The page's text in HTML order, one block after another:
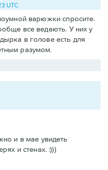
UTC
варюжки спросите.
все ведають. У них у
в голове есть для
разумом.
и в мае увидеть
и стенах. :)))